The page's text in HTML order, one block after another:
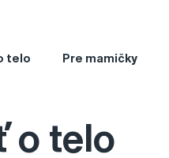
telo Pre mamičky
o telo